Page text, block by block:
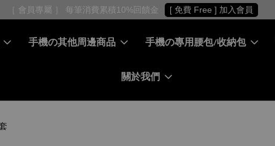
［ 會員專屬 ］ 每筆消費累積10%回饋金 [ 免費 Free ] 加入會員
手機の其他周邊商品 手機の專用腰包/收納包
關於我們